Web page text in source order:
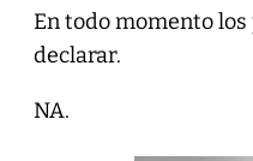
En todo momento
declarar.
NA.